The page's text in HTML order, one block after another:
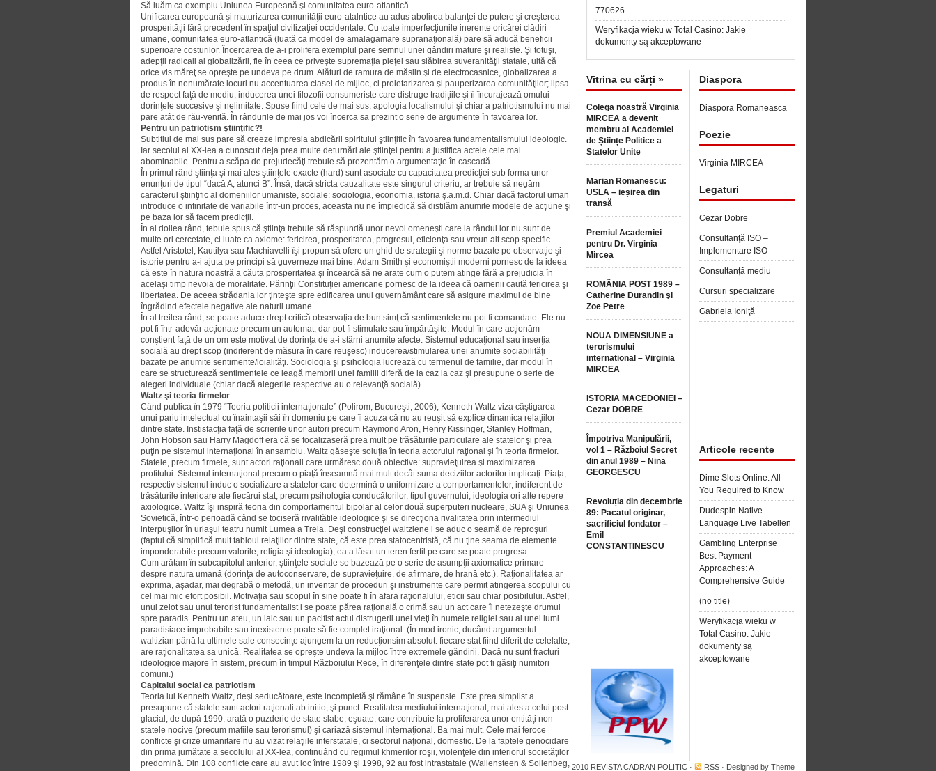
Să luăm ca exemplu Uniunea Euro­peană şi comunitatea euro-atlantică.
Unificarea europeană şi matu­riza­rea comunităţii euro-atalntice au adus abolirea balanţei de putere şi creş­te­rea
prosperităţii fără precedent în spa­ţiul civilizaţiei occidentale. Cu toate imperfecţiunile inerente oricărei clădiri
umane, comunitatea euro-atlantică (luată ca model de amalagamare supra­na­ţională) pare să aducă bene­ficii
superioare costurilor. Încercarea de a-i prolifera exemplul pare semnul unei gândiri mature şi realiste. Şi totu­şi,
adepţii radicali ai globalizării, fie în ceea ce priveşte supremaţia pieţei sau slăbirea suveranităţii statale, uită că
orice vis măreţ se opreşte pe undeva pe drum. Alături de ramura de măslin şi de electrocasnice, globalizarea a
pro­dus în nenumărate locuri nu accen­tuarea clasei de mijloc, ci prole­tariza­rea şi pauperizarea comunităţilor; lipsa
de respect faţă de mediu; inducerea unei filozofii consumeriste care distruge tradiţiile şi îi încurajează omului
dorinţele succesive şi nelimi­tate. Spuse fiind cele de mai sus, apologia localismului şi chiar a patrio­tismului nu mai
pare atât de rău-venită. În rândurile de mai jos voi încer­ca sa prezint o serie de argumente în favoarea lor.
Pentru un patriotism ştiinţific?!
Subtitlul de mai sus pare să creeze impresia abdicării spiritului ştiinţific în favoarea fundamentalismului ideolo­gic.
Iar secolul al XX-lea a cunoscut deja prea multe deturnări ale ştiinţei pentru a justifica actele cele mai
abominabile. Pentru a scăpa de prejudecăţi trebuie să prezentăm o argumentaţie în cascadă.
În primul rând ştiinţa şi mai ales ştiinţele exacte (hard) sunt asociate cu capacitatea predicţiei sub forma unor
enunţuri de tipul “dacă A, atunci B”. Însă, dacă stricta cauzalitate este singurul criteriu, ar trebuie să negăm
caracterul ştiinţific al domeniilor uma­niste, sociale: sociologia, economia, istoria ş.a.m.d. Chiar dacă factorul uman
introduce o infinitate de variabile într-un proces, aceasta nu ne împie­dică să distilăm anumite modele de acţiune şi
pe baza lor să facem predicţii.
În al doilea rând, tebuie spus că ştiin­ţa trebuie să răspundă unor nevoi omeneşti care la rândul lor nu sunt de
multe ori cercetate, ci luate ca axiome: fericirea, prosperitatea, progresul, efi­cienţa sau vreun alt scop specific.
Astfel Aristotel, Kautilya sau Machia­velli îşi propun să ofere un ghid de strategii şi norme bazate pe observaţie şi
istorie pentru a-i ajuta pe principi să guverneze mai bine. Adam Smith şi economiştii moderni pornesc de la ideea
că este în natura noastră a căuta prosperitatea şi încearcă să ne arate cum o putem atinge fără a prejudicia în
acelaşi timp nevoia de moralitate. Părinţii Constituţiei americane pornesc de la ideea că oamenii caută fericirea şi
libertatea. De aceea strădania lor ţinteşte spre edificarea unui guver­nă­mânt care să asigure maximul de bine
îngrădind efectele negative ale naturii umane.
În al treilea rând, se poate aduce drept critică observaţia de bun simţ că sentimentele nu pot fi comandate. Ele nu
pot fi într-adevăr acţionate precum un automat, dar pot fi stimulate sau împărtăşite. Modul în care acţionăm
conştient faţă de un om este motivat de dorinţa de a-i stârni anumite afecte. Sistemul educaţional sau inserţia
socială au drept scop (indiferent de măsura în care reuşesc) indu­ce­rea/sti­mularea unei anumite sociabilităţi
bazate pe anumite sentimente/loia­lităţi. Sociologia şi psihologia lucrează cu termenul de familie, dar modul în
care se structurează sentimentele ce leagă membrii unei familii diferă de la caz la caz şi presupune o serie de
alegeri individuale (chiar dacă alegerile respective au o relevanţă socială).
Waltz şi teoria firmelor
Când publica în 1979 “Teoria poli­ticii internaţionale” (Polirom, Bucu­reşti, 2006), Kenneth Waltz viza câştigarea
unui pariu intelectual cu înaintaşii săi în domeniu pe care îi acuza că nu au reuşit să explice dinamica relaţiilor
dintre state. Instisfacţia faţă de scrierile unor autori precum Raymond Aron, Henry Kissinger, Stanley Hof­fman,
John Hobson sau Harry Magdoff era că se focalizaseră prea mult pe trăsăturile particulare ale statelor şi prea
puţin pe sistemul internaţional în ansamblu. Waltz găseşte soluţia în teoria actorului raţional şi în teoria firmelor.
Statele, precum firmele, sunt actori raţionali care urmăresc două obiective: supravieţuirea şi maximi­za­rea
profitului. Sistemul internaţional pre­cum o piaţă înseamnă mai mult decât suma deciziilor actorilor impli­caţi. Piaţa,
respectiv sistemul induc o socializare a statelor care determină o uniformizare a comportamentelor, indiferent de
trăsăturile interioare ale fiecărui stat, precum psihologia condu­cătorilor, tipul guvernului, ideologia ori alte repere
axiologice. Waltz îşi inspiră teoria din comportamentul bipolar al celor două superputeri nucleare, SUA şi Uniunea
Sovietică, într-o perioadă când se tociseră rivalitătile ideologice şi se direcţiona rivalitatea prin inter­me­diul
interpuşilor în uriaşul teatru numit Lumea a Treia. Deşi construcţiei waltzie­ne i se aduc o seamă de repro­şuri
(faptul că simplifică mult tabloul relaţiilor dintre state, că este prea sta­to­centristă, că nu ţine seama de ele­mente
imponderabile precum valorile, religia şi ideologia), ea a lăsat un teren fertil pe care se poate progresa.
Cum arătam în subcapitolul ante­rior, ştiinţele sociale se bazează pe o serie de asumpţii axiomatice primare
despre natura umană (dorinţa de autoconservare, de supravieţuire, de afirmare, de hrană etc.). Raţionalitatea ar
exprima, aşadar, mai degrabă o meto­dă, un inventar de proceduri şi instrumente care permit atingerea scopului cu
cel mai mic efort posibil. Motivaţia sau scopul în sine poate fi în afara raţionalului, eticii sau chiar posibilului. Astfel,
unui zelot sau unui terorist fundamentalist i se poate părea raţională o crimă sau un act care îi netezeşte drumul
spre paradis. Pentru un ateu, un laic sau un pacifist actul distrugerii unei vieţi în numele religiei sau al unei lumi
paradisiace improbabile sau inexistente poate să fie complet iraţional. (În mod ironic, ducând argumentul
waltizian până la ultimele sale consecinţe ajungem la un reducţionsim absolut: fiecare stat fiind diferit de celelalte,
are raţionalitatea sa unică. Realitatea se opreşte undeva la mijloc între extremele gândirii. Dacă nu sunt fracturi
ideologice majore în sistem, precum în timpul Războiului Rece, în diferenţele dintre state pot fi găsiţi numitori
comuni.)
Capitalul social ca patriotism
Teoria lui Kenneth Waltz, deşi sedu­cătoare, este incompletă şi rămâne în suspensie. Este prea simplist a
presupune că statele sunt actori raţionali ab initio, şi punct. Realitatea mediului internaţional, mai ales a celui post-
glacial, de după 1990, arată o puzderie de state slabe, eşuate, care contribuie la prolife­rarea unor entităţi non-
statele nocive (precum mafiile sau terorismul) şi cariază sistemul interna­ţio­nal. Ba mai mult. Cele mai feroce
conflicte şi crize umanitare nu au vizat relaţiile inters­tatale, ci sectorul naţio­nal, domestic. De la faptele geno­ci­dare
din prima jumătate a secolului al XX-lea, continuând cu regimul khmerilor roşii, violenţele din interiorul socie­tăţilor
pre­domină. Din 108 conflicte care au avut loc între 1989 şi 1998, 92 au fost intra­statale (Wallens­teen & Sollenbeg,
770626
Weryfikacja wieku w Total Casino: Jakie
dokumenty są akceptowane
Vitrina cu cărți »
Colega noastră Virginia
MIRCEA a devenit
membru al Academiei
de Științe Politice a
Statelor Unite
Marian Romanescu:
USLA – ieșirea din
transă
Premiul Academiei
pentru Dr. Virginia
Mircea
ROMÂNIA POST 1989 –
Catherine Durandin şi
Zoe Petre
NOUA DIMENSIUNE a
terorismului
international – Virginia
MIRCEA
ISTORIA MACEDONIEI –
Cezar DOBRE
Împotriva Manipulării,
vol 1 – Războiul Secret
din anul 1989 – Nina
GEORGESCU
Revoluția din decembrie
89: Pacatul originar,
sacrificiul fondator –
Emil
CONSTANTINESCU
Diaspora
Diaspora Romaneasca
Poezie
Virginia MIRCEA
Legaturi
Cezar Dobre
Consultanţă ISO –
Implementare ISO
Consultanță mediu
Cursuri specializare
Gabriela Ioniţă
Articole recente
Dime Slots Online: All
You Required to Know
Dudespin Native-
Language Live Tabellen
Gambling Enterprise
Best Payment
Approaches: A
Comprehensive Guide
(no title)
Weryfikacja wieku w
Total Casino: Jakie
dokumenty są
akceptowane
2010 REVISTA CADRAN POLITIC · RSS · Designed by Theme